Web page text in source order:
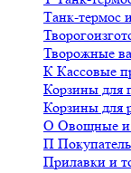
Танк-термос
Творожные
К Кассовые
Корзины для
Корзины для
О Овощные и
П
Прилавки и